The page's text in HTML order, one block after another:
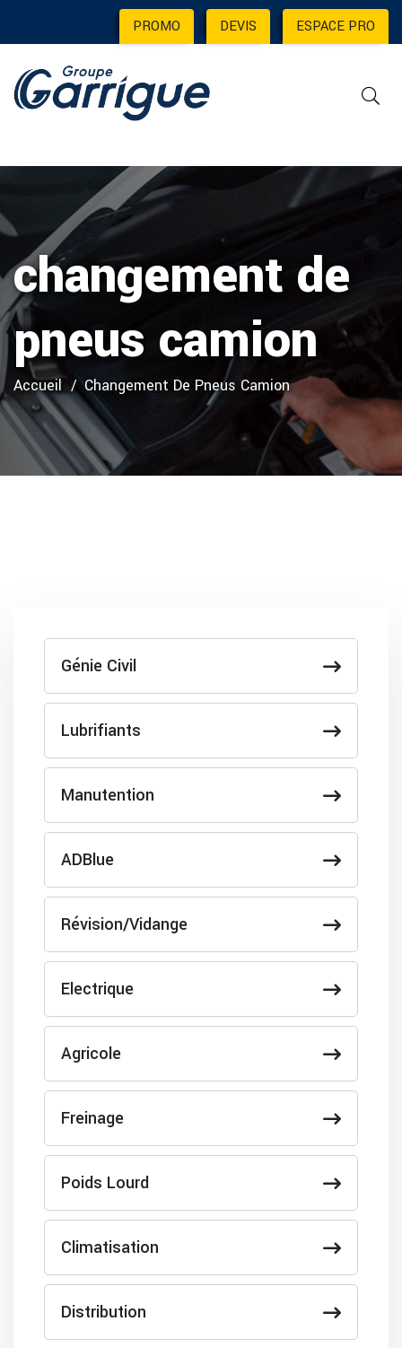
PROMO | DEVIS | ESPACE PRO
changement de
pneus camion
Accueil Changement De Pneus Camion
Génie Civil
Lubrifiants
Manutention
ADBlue
Révision/Vidange
Electrique
Agricole
Freinage
Poids Lourd
Climatisation
Distribution